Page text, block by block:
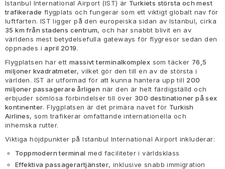
Istanbul International Airport (IST) är Turkiets största och mest
trafikerade flygplats och fungerar som ett viktigt globalt nav för
luftfarten. IST ligger på den europeiska sidan av Istanbul, cirka
35 km från stadens centrum, och har snabbt blivit en av
världens mest betydelsefulla gateways för flygresor sedan den
öppnades iapril 2019.
Flygplatsen har ett massivt terminalkomplex som täcker 76,5
miljoner kvadratmeter, vilket gör den till en av de största i
världen. IST är utformad för att kunna hantera upp till 200
miljoner passagerare årligen när den är helt färdigställd och
erbjuder sömlösa förbindelser till över 300 destinationer på sex
kontinenter. Flygplatsen är det primära navet för Turkish
Airlines, som trafikerar omfattande internationella och
inhemska rutter.
Viktiga höjdpunkter på Istanbul International Airport inkluderar:
Toppmodern terminal med faciliteter i världsklass
Effektiva passagerartjänster, inklusive snabb immigration